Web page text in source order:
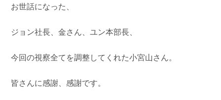
お世話になった、
ジョン社長、金さん、ユン本部長、
今回の視察全てを調整してくれた小宮山さん。
皆さんに感謝、感謝です。